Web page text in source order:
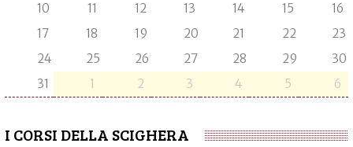
10
11 12 13 14 15
16
17
18 19 20 21 22
23
24
25 26 27 28 29
30
31
1 2 3 4 5 6
I CORSI DELLA SCIGHERA